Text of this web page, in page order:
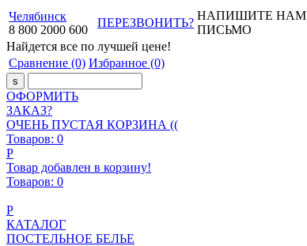
Челябинск
8 800 2000 600
ПЕРЕЗВОНИТЬ?
НАПИШИТЕ НАМ
ПИСЬМО
Найдется все по лучшей цене!
Сравнение (0) Избранное (0)
ОФОРМИТЬ
ЗАКАЗ?
ОЧЕНЬ ПУСТАЯ КОРЗИНА ((
Товаров: 0
Р
Товар добавлен в корзину!
Товаров: 0
Р
КАТАЛОГ
ПОСТЕЛЬНОЕ БЕЛЬЕ